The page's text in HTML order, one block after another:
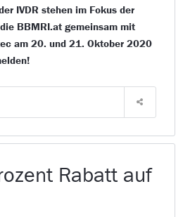
IVDR stehen im Fokus der
BBMRI.at gemeinsam mit
am 20. und 21. Oktober 2020
Rabatt auf